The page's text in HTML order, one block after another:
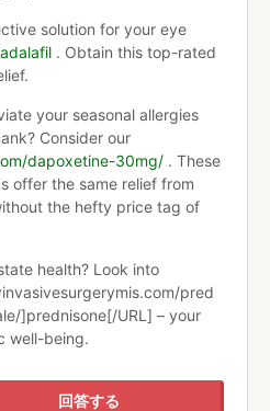
solution for your eye
. Obtain this top-rated
your seasonal allergies
Consider our
dapoxetine-30mg/ . These
offer the same relief from
the hefty price tag of
health? Look into
pred
]prednisone[/URL] – your
well-being.
回答する